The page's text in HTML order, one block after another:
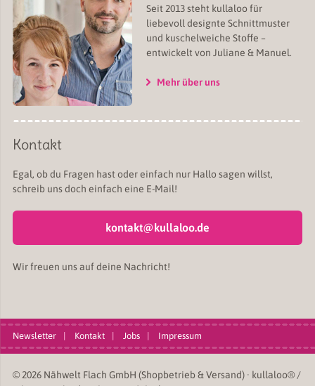
Seit 2013 steht kullaloo für
liebevoll designte Schnittmuster
und kuschelweiche Stoffe –
entwickelt von Juliane & Manuel.
Mehr über uns
Kontakt
Egal, ob du Fragen hast oder einfach nur Hallo sagen willst,
schreib uns doch einfach eine E-Mail!
kontakt@kullaloo.de
Wir freuen uns auf deine Nachricht!
Newsletter Kontakt Jobs Impressum
© 2026 Nähwelt Flach GmbH (Shopbetrieb & Versand) · kullaloo® /